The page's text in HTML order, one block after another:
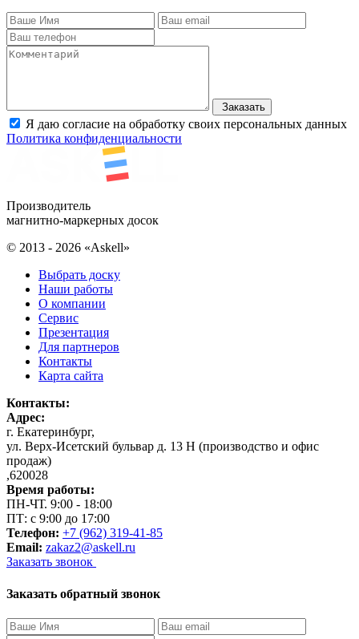
Заказать
Я даю согласие на обработку своих персональных данных
Политика конфиденциальности
Производитель
магнитно-маркерных досок
© 2013 - 2026 «Askell»
Выбрать доску
Наши работы
О компании
Сервис
Презентация
Для партнеров
Контакты
Карта сайта
Контакты:
Адрес:
г. Екатеринбург,
ул. Верх-Исетский бульвар д. 13 Н (производство и офис
продаж)
,620028
Время работы:
ПН-ЧТ. 9:00 - 18:00
ПТ: с 9:00 до 17:00
Телефон: +7 (962) 319-41-85
Email: zakaz2@askell.ru
Заказать звонок
Заказать обратный звонок